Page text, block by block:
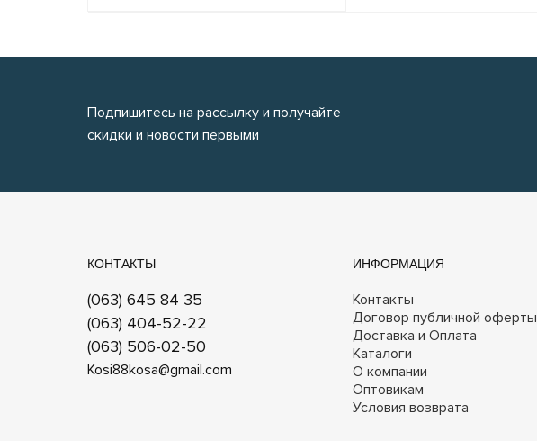
Подпишитесь на рассылку и получайте
скидки и новости первыми
КОНТАКТЫ
(063) 645 84 35
(063) 404-52-22
(063) 506-02-50
Kosi88kosa@gmail.com
ИНФОРМАЦИЯ
Контакты
Договор публичной оферты
Доставка и Оплата
Каталоги
О компании
Оптовикам
Условия возврата